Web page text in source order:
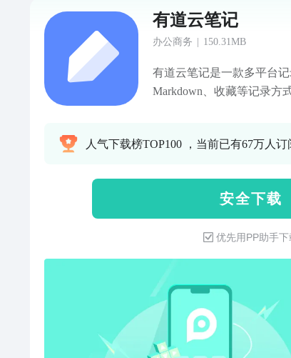
有道云笔记
办公商务 150.31MB
有道云笔记是一款多平台
Markdown、收藏等记录方
一篇笔记中同时插入脑图
序和电脑端查看、编辑和
同时拥有备忘录、记事本
仪、录音笔、office、
学习：Markdown、扫描、
同场景的记录需求；AI工
微信、微博、知乎等优质
编辑；多级目录管理文档
字识别，轻松实现图片到
存证件、合同等重要材料
人气下载榜TOP100 ，当前已有67万人订
安 全 下 载
优先用PP助手下